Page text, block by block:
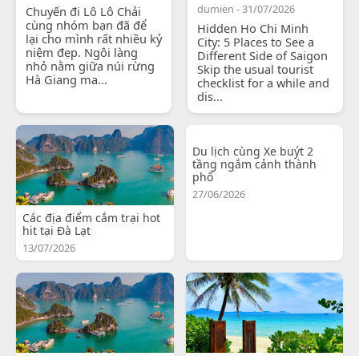
Chuyến đi Lô Lô Chải
cùng nhóm bạn đã để
lại cho mình rất nhiều kỷ
niệm đẹp. Ngôi làng
nhỏ nằm giữa núi rừng
Hà Giang ma...
dumien - 31/07/2026
Hidden Ho Chi Minh
City: 5 Places to See a
Different Side of Saigon
Skip the usual tourist
checklist for a while and
dis...
Các địa điểm cắm trại hot
hit tại Đà Lạt
13/07/2026
Du lịch cùng Xe buýt 2
tầng ngắm cảnh thành
phố
27/06/2026